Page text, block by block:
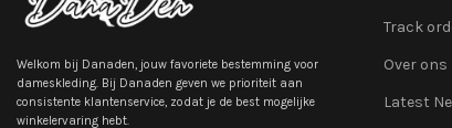
Welkom bij Danaden, jouw favoriete bestemming voor
dameskleding. Bij Danaden geven we prioriteit aan
consistente klantenservice, zodat je de best mogelijke
winkelervaring hebt.
Track
Over ons
Latest